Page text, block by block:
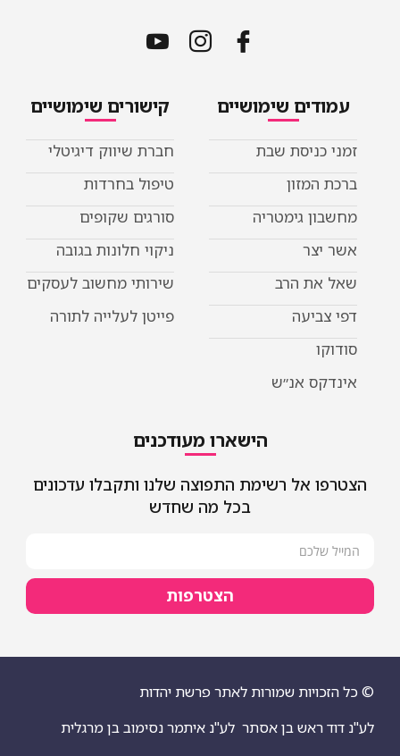
עמודים שימושיים
זמני כניסת שבת
ברכת המזון
מחשבון גימטריה
אשר יצר
שאל את הרב
דפי צביעה
סודוקו
אינדקס אנ״ש
קישורים שימושיים
חברת שיווק דיגיטלי
טיפול בחרדות
סורגים שקופים
ניקוי חלונות בגובה
שירותי מחשוב לעסקים
פייטן לעלייה לתורה
הישארו מעודכנים
הצטרפו אל רשימת התפוצה שלנו ותקבלו עדכונים
בכל מה שחדש
הצטרפות
© כל הזכויות שמורות לאתר פרשת יהדות
לע"נ דוד ראש בן אסתר לע"נ איתמר נסימוב בן מרגלית